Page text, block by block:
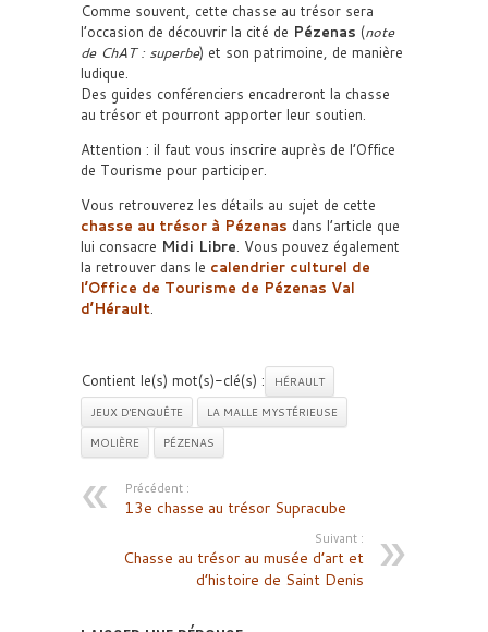
Comme souvent, cette chasse au trésor sera
l’occasion de découvrir la cité de Pézenas (note
de ChAT : superbe) et son patrimoine, de manière
ludique.
Des guides conférenciers encadreront la chasse
au trésor et pourront apporter leur soutien.
Attention : il faut vous inscrire auprès de l’Office
de Tourisme pour participer.
Vous retrouverez les détails au sujet de cette
chasse au trésor à Pézenas dans l’article que
lui consacre Midi Libre. Vous pouvez également
la retrouver dans le calendrier culturel de
l’Office de Tourisme de Pézenas Val
d’Hérault.
Contient le(s) mot(s)-clé(s) :
HÉRAULT
JEUX D'ENQUÊTE
LA MALLE MYSTÉRIEUSE
MOLIÈRE
PÉZENAS
Précédent :
13e chasse au trésor Supracube
Suivant :
Chasse au trésor au musée d’art et
d’histoire de Saint Denis